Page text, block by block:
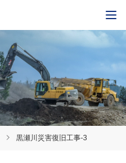
黒瀬川災害復旧工事-3